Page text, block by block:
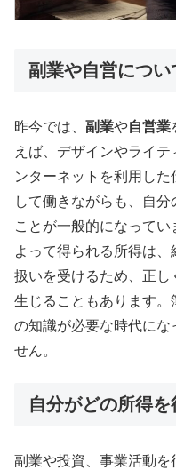
副業や自営につ
昨今では、 副業や自営業
えば、デザインやライ
ンターネットを利用し
して働きながらも、自
ことが一般的になって
よって得られる所得は
扱いを受けるため、正
生じることもあります
の知識が必要な時代にな
せん。
自分がどの所得
副業や投資、事業活動